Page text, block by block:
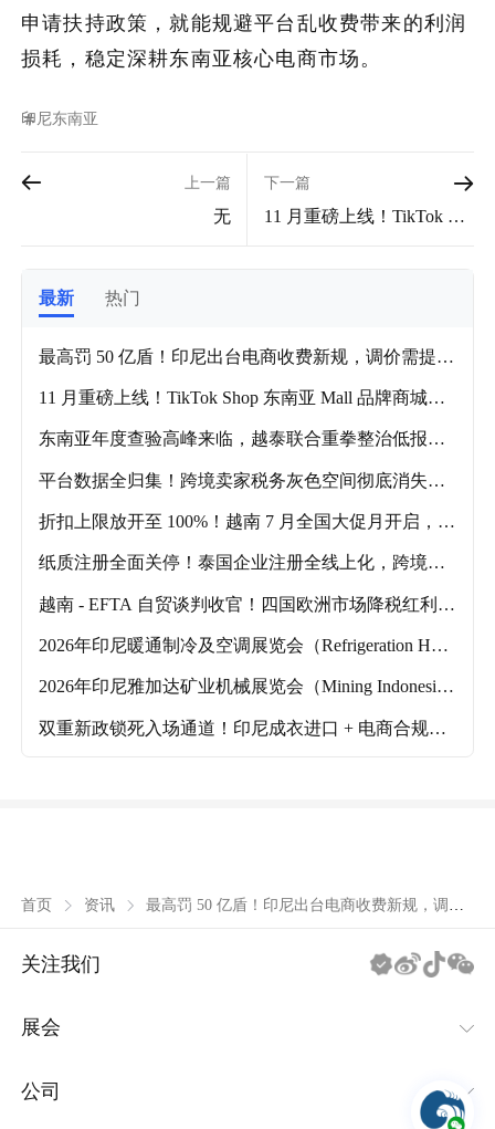
申请扶持政策，就能规避平台乱收费带来的利润
损耗，稳定深耕东南亚核心电商市场。
印尼东南亚
上一篇
无
下一篇
11 月重磅上线！TikTok Sh
最新 热门
最高罚 50 亿盾！印尼出台电商收费新规，调价需提前
11 月重磅上线！TikTok Shop 东南亚 Mall 品牌商城来
东南亚年度查验高峰来临，越泰联合重拳整治低报货
平台数据全归集！跨境卖家税务灰色空间彻底消失，7
折扣上限放开至 100%！越南 7 月全国大促月开启，跨
纸质注册全面关停！泰国企业注册全线上化，跨境卖
越南 - EFTA 自贸谈判收官！四国欧洲市场降税红利，
2026年印尼暖通制冷及空调展览会（Refrigeration Hvac
2026年印尼雅加达矿业机械展览会（Mining Indonesi
双重新政锁死入场通道！印尼成衣进口 + 电商合规双
首页 资讯
最高罚 50 亿盾！印尼出台电商收费新规，调价
关注我们
展会
IEAE消费类电子及家用电器系列
公司